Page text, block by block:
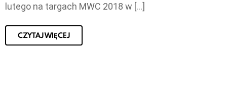
lutego na targach MWC 2018 w […]
CZYTAJ WIĘCEJ